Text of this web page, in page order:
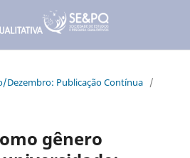
Dezembro: Publicação Contínua /
gênero